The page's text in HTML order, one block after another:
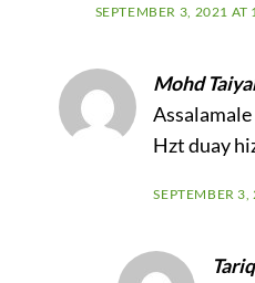
SEPTEMBER 3, 2021 AT
Mohd
Hzt duay
SEPTEMBER